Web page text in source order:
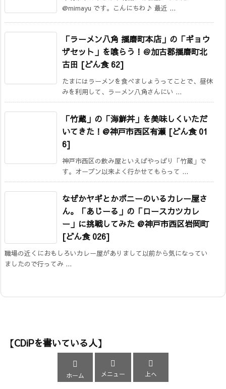
@mimayu です。こんにちわ♪ 最近 ...
「ラーメン八角 播磨町本店」の「ギョウ
ザセット」を喰らう！＠加古郡播磨町北
古田 [どん食 62]
たまにはラーメンを食べましょうってことで、昼休
みを利用して、ラーメン八角さんにい ...
「竹蔵」の「海鮮丼」を美味しくいただ
いてきた！@神戸市西区有瀬 [どん食 01
6]
神戸市西区の飲み屋といえばやっぱり「竹蔵」で
す。オープン以来よく行かせてもらって ...
なぜかヤギとかポニーのいるカレー屋さ
ん。「あじーる」の「ロースカツカレ
ー」に挑戦してみた @神戸市西区岩岡町
[どん食 026]
職場の近くにおもしろいカレー屋がありまして以前から気になってい
ましたので行ってみ ...
【CDiPを書いている人】

ホーム

メニュー

上へ